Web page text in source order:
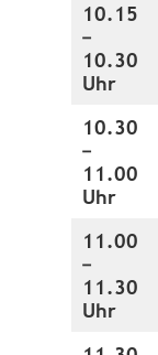
10.15
–
10.30
Uhr
10.30
–
11.00
Uhr
11.00
–
11.30
Uhr